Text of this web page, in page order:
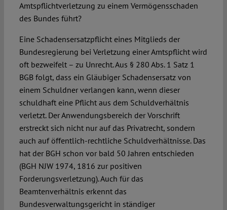
Amtspflichtverletzung zu einem Vermögensschaden
des Bundes führt?
Eine Schadensersatzpflicht eines Mitglieds der
Bundesregierung bei Verletzung einer Amtspflicht wird
oft bezweifelt – zu Unrecht. Aus § 280 Abs. 1 Satz 1
BGB folgt, dass ein Gläubiger Schadensersatz von
einem Schuldner verlangen kann, wenn dieser
schuldhaft eine Pflicht aus dem Schuldverhältnis
verletzt. Der Anwendungsbereich der Vorschrift
erstreckt sich nicht nur auf das Privatrecht, sondern
auch auf öffentlich-rechtliche Schuldverhältnisse. Das
hat der BGH schon vor bald 50 Jahren entschieden
(BGH NJW 1974, 1816 zur positiven
Forderungsverletzung). Auch für das
Beamtenverhältnis erkennt das
Bundesverwaltungsgericht in ständiger